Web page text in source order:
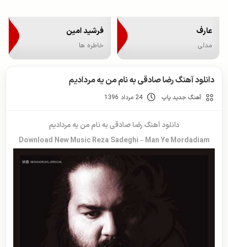
عارف
مدلی
فرشید امین
خاطره ها
دانلود آهنگ رضا صادقی به نام من یه مردادیم
آهنگ جدید پاپ 24 مرداد 1396
دانلود آهنگ رضا صادقی به نام من یه مردادیم
Download New Music Reza Sadeghi – Man Ye Mordadiam